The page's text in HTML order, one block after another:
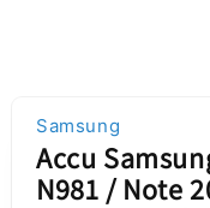
Samsung
Accu
N981 / Note